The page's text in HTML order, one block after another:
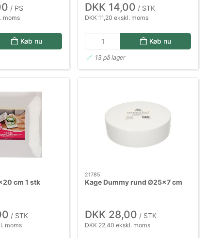
/ PS
moms
Køb nu
DKK 14,00 / STK
DKK 11,20 ekskl. moms
Køb nu
13 på lager
cm 1 stk
/ STK
moms
21785
Kage Dummy rund Ø25x7 cm
DKK 28,00 / STK
DKK 22,40 ekskl. moms